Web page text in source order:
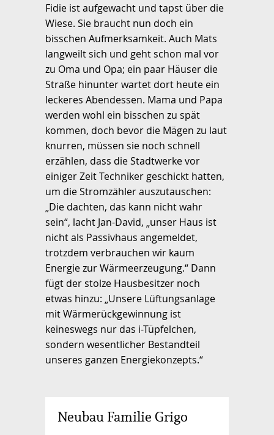
Fidie ist aufgewacht und tapst über die
Wiese. Sie braucht nun doch ein
bisschen Aufmerksamkeit. Auch Mats
langweilt sich und geht schon mal vor
zu Oma und Opa; ein paar Häuser die
Straße hinunter wartet dort heute ein
leckeres Abendessen. Mama und Papa
werden wohl ein bisschen zu spät
kommen, doch bevor die Mägen zu laut
knurren, müssen sie noch schnell
erzählen, dass die Stadtwerke vor
einiger Zeit Techniker geschickt hatten,
um die Stromzähler auszutauschen:
„Die dachten, das kann nicht wahr
sein“, lacht Jan-David, „unser Haus ist
nicht als Passivhaus angemeldet,
trotzdem verbrauchen wir kaum
Energie zur Wärmeerzeugung.“ Dann
fügt der stolze Hausbesitzer noch
etwas hinzu: „Unsere Lüftungsanlage
mit Wärmerückgewinnung ist
keineswegs nur das i-Tüpfelchen,
sondern wesentlicher Bestandteil
unseres ganzen Energiekonzepts.“
Neubau Familie Grigo